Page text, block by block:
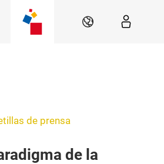
ES
de prensa
de la